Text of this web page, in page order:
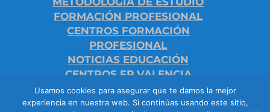
FORMACIÓN PROFESIONAL
CENTROS FORMACIÓN
PROFESIONAL
NOTICIAS EDUCACIÓN
CENTROS FP VALENCIA
FP VALENCIA - CICLOS FORMATIVOS
Usamos cookies para asegurar que te damos la mejor
experiencia en nuestra web. Si continúas usando este sitio,